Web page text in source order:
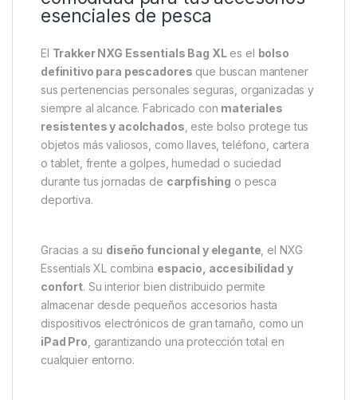
Descripción Specification
Trakker NXG Essentials Bag XL
– Organización, protección y
comodidad para tus accesorios
esenciales de pesca
ElTrakker NXG Essentials Bag XLes elbolso
definitivo para pescadoresque buscan mantener
sus pertenencias personales seguras, organizadas y
siempre al alcance. Fabricado conmateriales
resistentes y acolchados, este bolso protege tus
objetos más valiosos, como llaves, teléfono, cartera
o tablet, frente a golpes, humedad o suciedad